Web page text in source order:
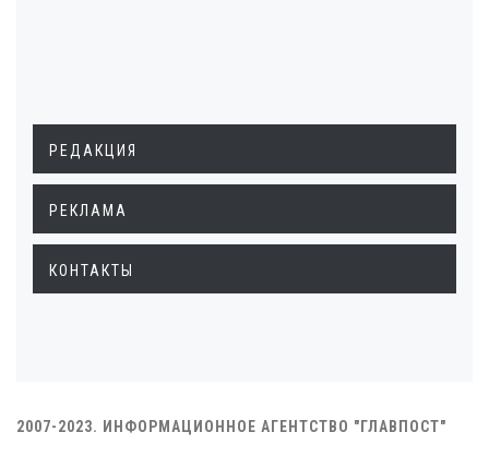
РЕДАКЦИЯ
РЕКЛАМА
КОНТАКТЫ
2007-2023. ИНФОРМАЦИОННОЕ АГЕНТСТВО "ГЛАВПОСТ"